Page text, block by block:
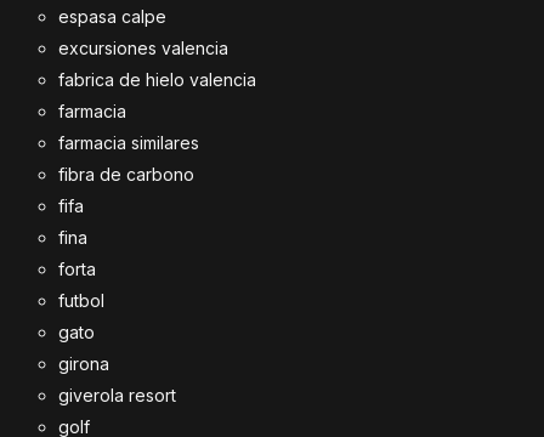
espasa calpe
excursiones valencia
fabrica de hielo valencia
farmacia
farmacia similares
fibra de carbono
fifa
fina
forta
futbol
gato
girona
giverola resort
golf